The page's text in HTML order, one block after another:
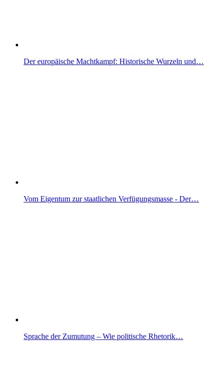
Der europäische Machtkampf: Historische Wurzeln und…
Vom Eigentum zur staatlichen Verfügungsmasse - Der…
Sprache der Zumutung – Wie politische Rhetorik…